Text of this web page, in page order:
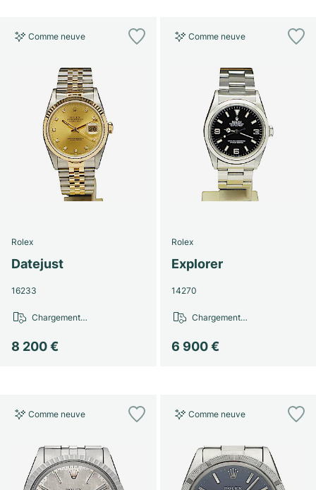
Comme neuve
Rolex
Datejust
16233
8 200 €
Chargement…
Comme neuve
Rolex
Explorer
14270
6 900 €
Chargement…
Comme neuve Comme neuve